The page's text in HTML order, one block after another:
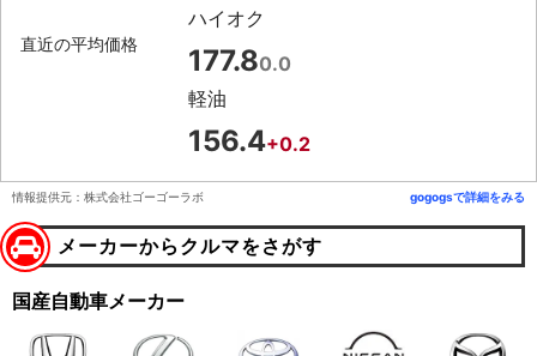
直近の平均価格
ハイオク
177.80.0
軽油
156.4+0.2
情報提供元：株式会社ゴーゴーラボ gogogsで詳細をみる
メーカーからクルマをさがす
国産自動車メーカー